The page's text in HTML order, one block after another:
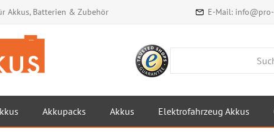
Akkus, Batterien & Zubehör E-Mail:
Akkupacks Akkus Elektrofahrzeug Akkus